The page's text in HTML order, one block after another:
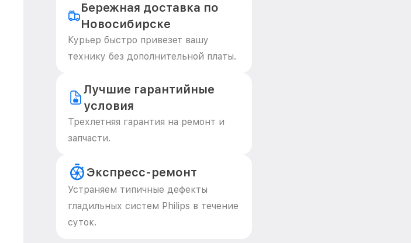
Бережная доставка по
Новосибирске
Курьер быстро привезет вашу
технику без дополнительной платы.
Лучшие гарантийные
условия
Трехлетняя гарантия на ремонт и
запчасти.
Экспресс-ремонт
Устраняем типичные дефекты
гладильных систем Philips в течение
суток.